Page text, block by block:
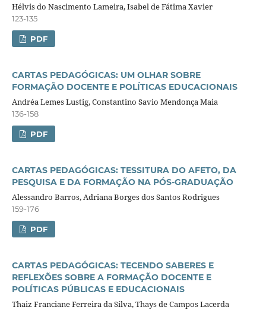
Hélvis do Nascimento Lameira, Isabel de Fátima Xavier
123-135
PDF
CARTAS PEDAGÓGICAS: UM OLHAR SOBRE
FORMAÇÃO DOCENTE E POLÍTICAS EDUCACIONAIS
Andréa Lemes Lustig, Constantino Savio Mendonça Maia
136-158
PDF
CARTAS PEDAGÓGICAS: TESSITURA DO AFETO, DA
PESQUISA E DA FORMAÇÃO NA PÓS-GRADUAÇÃO
Alessandro Barros, Adriana Borges dos Santos Rodrigues
159-176
PDF
CARTAS PEDAGÓGICAS: TECENDO SABERES E
REFLEXÕES SOBRE A FORMAÇÃO DOCENTE E
POLÍTICAS PÚBLICAS E EDUCACIONAIS
Thaiz Franciane Ferreira da Silva, Thays de Campos Lacerda